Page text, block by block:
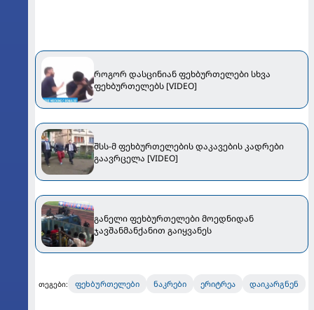
როგორ დასცინიან ფეხბურთელები სხვა
ფეხბურთელებს [VIDEO]
შსს-მ ფეხბურთელების დაკავების კადრები
გაავრცელა [VIDEO]
განელი ფეხბურთელები მოედნიდან
ჯავშანმანქანით გაიყვანეს
თეგები: ფეხბურთელები ნაკრები ერიტრეა დაიკარგნენ